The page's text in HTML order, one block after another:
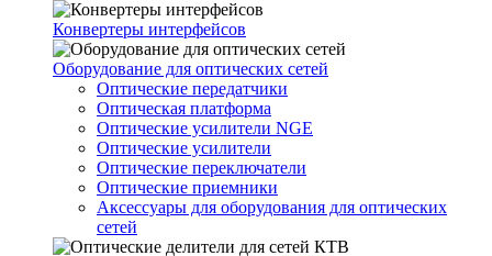
Конвертеры интерфейсов
Оборудование для оптических сетей
Оптические передатчики
Оптическая платформа
Оптические усилители NGE
Оптические усилители
Оптические переключатели
Оптические приемники
Аксессуары для оборудования для оптических
сетей